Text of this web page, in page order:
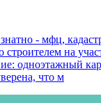
- мфц,
строителем на
одноэтажный
что м